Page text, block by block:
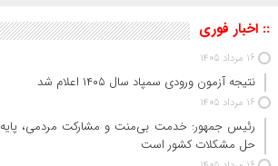
:: اخبار فوری
16 مرداد 1405
نتیجه آزمون ورودی سمپاد سال ۱۴۰۵ اعلام شد
16 مرداد 1405
رئیس جمهور: خدمت بی‌منت و مشارکت مردمی، پایه
حل مشکلات کشور است